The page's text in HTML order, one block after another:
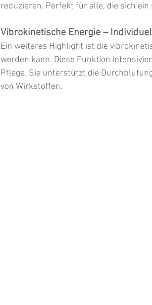
reduzieren. Perfekt für alle, die sich
Vibrokinetische Energie –
Ein weiteres Highlight ist die
werden kann. Diese Funktion
Pflege. Sie unterstützt die
von Wirkstoffen.